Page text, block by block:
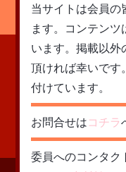
当サイトは会員の
ます。コンテン
います。掲載以外
頂ければ幸いです
付けています。
お問合せは コチラ
委員へのコンタク